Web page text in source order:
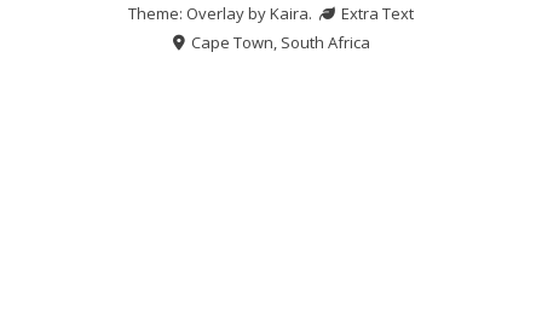
Theme: Overlay byKaira.
Extra Text
Cape Town, South Africa